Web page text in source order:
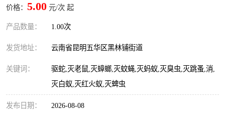
价格： 5.00 元/次 起
产品数量： 1.00次
发货地址： 云南省昆明五华区黑林铺街道
关键词：
驱蛇,灭老鼠,灭蟑螂,灭蚊蝇,灭蚂蚁,灭臭虫,灭跳蚤,消,
灭白蚁,灭红火蚁,灭蜱虫
发布日期： 2026-08-08